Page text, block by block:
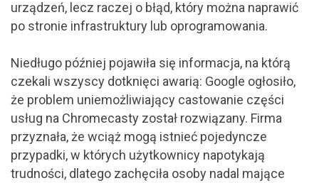
urządzeń, lecz raczej o błąd, który można naprawić
po stronie infrastruktury lub oprogramowania.
Niedługo później pojawiła się informacja, na którą
czekali wszyscy dotknięci awarią: Google ogłosiło,
że problem uniemożliwiający castowanie części
usług na Chromecasty został rozwiązany. Firma
przyznała, że wciąż mogą istnieć pojedyncze
przypadki, w których użytkownicy napotykają
trudności, dlatego zachęciła osoby nadal mające